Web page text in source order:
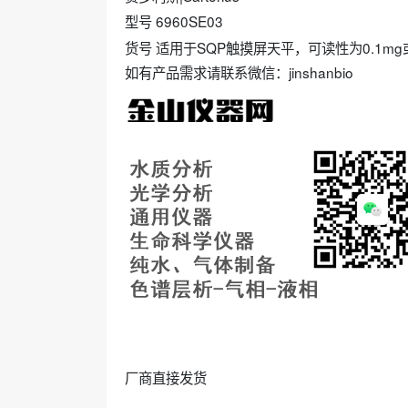
型号 6960SE03
货号 适用于SQP触摸屏天平，可读性为0.1mg
如有产品需求请联系微信：jinshanbio
厂商直接发货